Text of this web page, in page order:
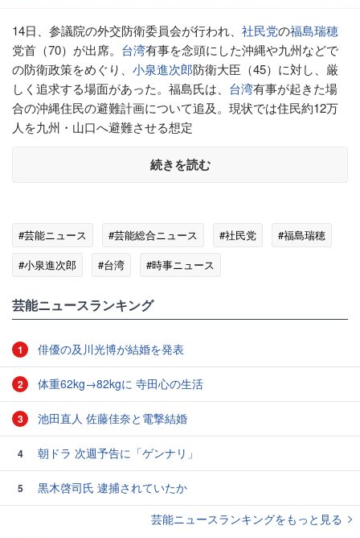
14日、参議院の外交防衛委員会が行われ、 社民党の福島瑞穂
党首（70）が出席。 台湾有事を念頭にした沖縄や九州などで
の防衛政策をめぐり、 小泉進次郎防衛大臣（45）に対し、厳
しく追求する場面があった。福島氏は、 台湾有事が起きた場
合の沖縄住民の避難計画について追及。現状では住民約12万
人を九州・山口へ避難させる想定
続きを読む
#芸能ニュース #芸能総合ニュース #社民党
#福島瑞穂
#小泉進次郎
#台湾 #時事ニュース
芸能ニュースランキング
1 俳優の及川光博が結婚を発表
2 体重62kg→82kgに 寺田心の生活
3 池田直人 佐藤佳奈と電撃結婚
4 朝ドラ 次週予告に「ゲンナリ」
5
黒木啓司氏 逮捕されていたか
芸能ニュースランキングをもっと見る